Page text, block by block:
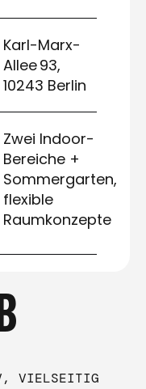
Karl-Marx-
Allee 93,
10243 Berlin
Zwei Indoor-
Bereiche +
Sommergarten,
flexible
Raumkonzepte
VIELSEITIG